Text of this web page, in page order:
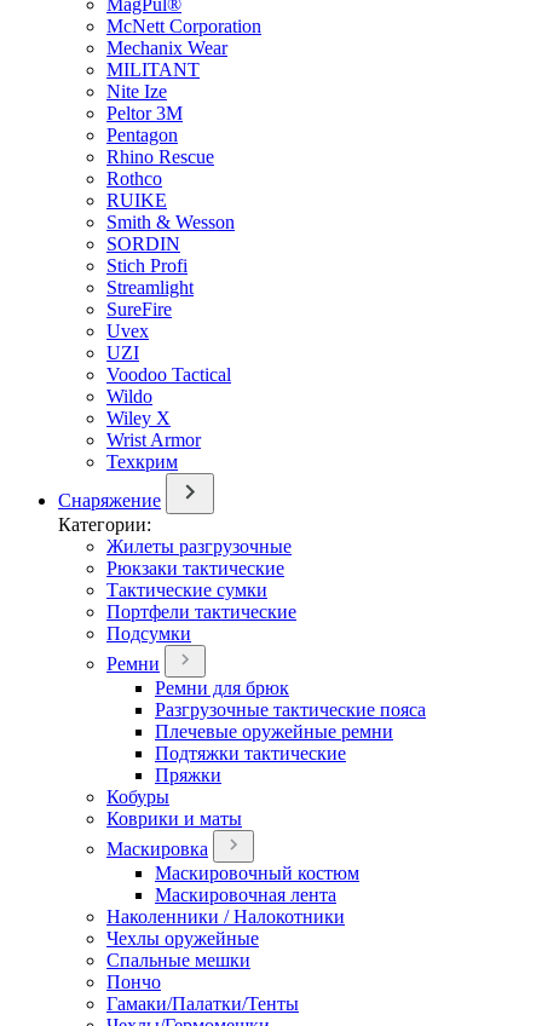
MagPul®
McNett Corporation
Mechanix Wear
MILITANT
Nite Ize
Peltor 3M
Pentagon
Rhino Rescue
Rothco
RUIKE
Smith & Wesson
SORDIN
Stich Profi
Streamlight
SureFire
Uvex
UZI
Voodoo Tactical
Wildo
Wiley X
Wrist Armor
Техкрим
Снаряжение
Категории:
Жилеты разгрузочные
Рюкзаки тактические
Тактические сумки
Портфели тактические
Подсумки
Ремни
Ремни для брюк
Разгрузочные тактические пояса
Плечевые оружейные ремни
Подтяжки тактические
Пряжки
Кобуры
Коврики и маты
Маскировка
Маскировочный костюм
Маскировочная лента
Наколенники / Налокотники
Чехлы оружейные
Спальные мешки
Пончо
Гамаки/Палатки/Тенты